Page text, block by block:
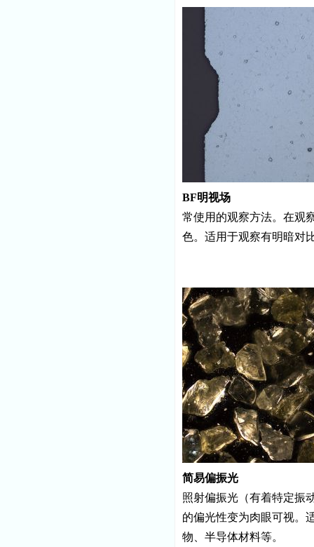
BF明视场
常使用的观察方法。在观
色。适用于观察有明暗对
简易偏振光
照射偏振光（有着特定振
的偏光性变为肉眼可视。
物、半导体材料等。